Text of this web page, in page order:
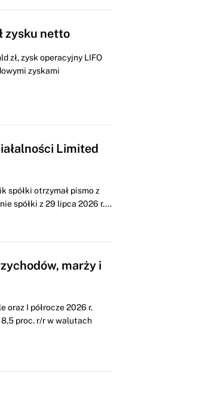
zysku netto
zł, zysk operacyjny LIFO
zyskami
Limited
spółki otrzymał pismo z
spółki z 29 lipca 2026 r....
marży i
oraz I półrocze 2026 r.
proc. r/r w walutach